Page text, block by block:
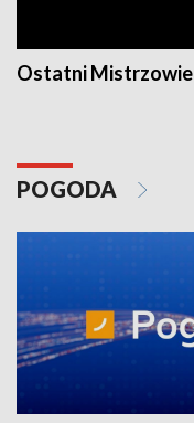
Ostatni Mistrzowie
POGODA